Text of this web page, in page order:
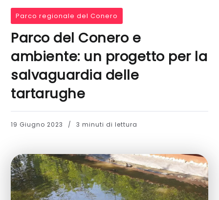
Parco regionale del Conero
Parco del Conero e
ambiente: un progetto per la
salvaguardia delle
tartarughe
19 Giugno 2023 3 minuti di lettura